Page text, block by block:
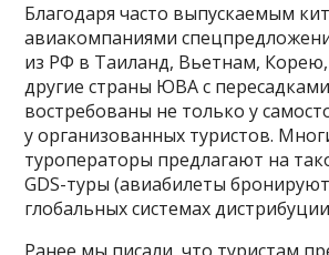
Благодаря часто выпускаемым
авиакомпаниями
из РФ в Таиланд, Вьетнам,
другие страны ЮВА с
востребованы не только у
у организованных туристов.
туроператоры предлагают на
GDS-туры (авиабилеты
глобальных системах